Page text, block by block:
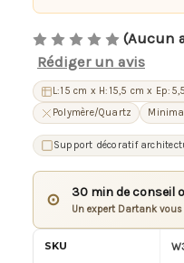
(Aucun
Rédiger un avis
L:15 cm x H:15,5 cm x
Polymère/Quartz
Support décoratif
⊙ 30 min de conseil
Un expert Dartank
SKU